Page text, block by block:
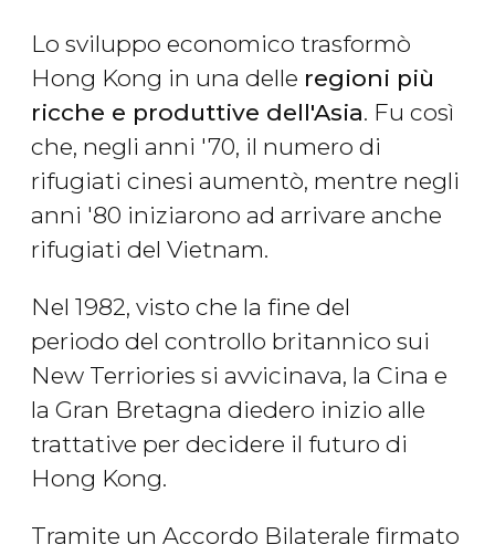
Lo sviluppo economico trasformò
Hong Kong in una delle regioni più
ricche e produttive dell'Asia. Fu così
che, negli anni '70, il numero di
rifugiati cinesi aumentò, mentre negli
anni '80 iniziarono ad arrivare anche
rifugiati del Vietnam.
Nel 1982, visto che la fine del
periodo del controllo britannico sui
New Terriories si avvicinava, la Cina e
la Gran Bretagna diedero inizio alle
trattative per decidere il futuro di
Hong Kong.
Tramite un Accordo Bilaterale firmato